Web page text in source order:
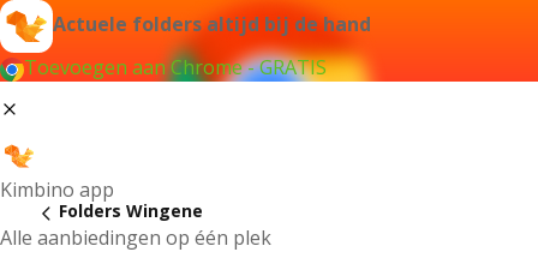
Actuele folders altijd bij de hand
Toevoegen aan Chrome - GRATIS
Kimbino app
Alle aanbiedingen op één plek
Folders Wingene